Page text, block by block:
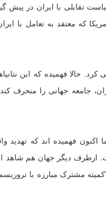
تقابلی با ایران در پیش
که معتقد به تعامل با
حالا فهمیده که این
جامعه جهانی را منحرف
فهمیده اند که تهدید
ازطرف دیگر جهان هم
مشترک مبارزه با تروریسم'